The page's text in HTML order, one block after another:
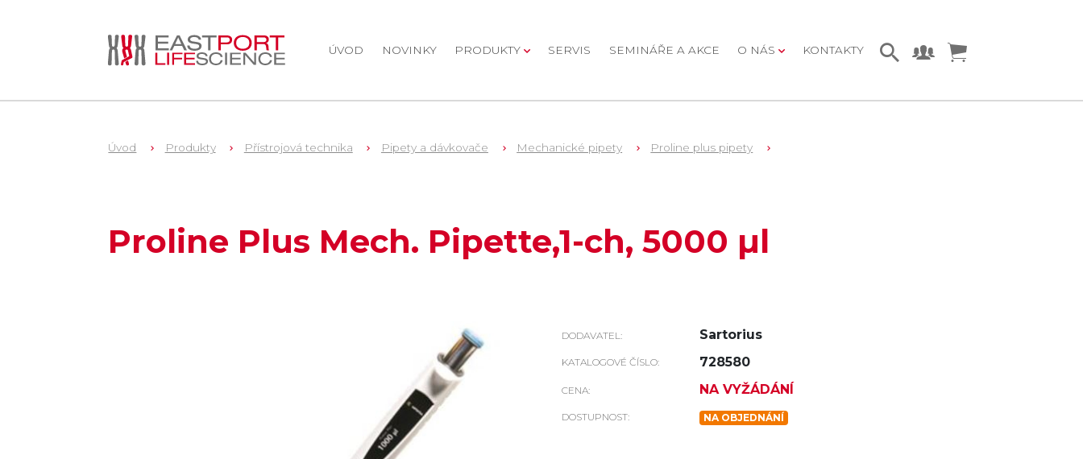
ÚVOD NOVINKY PRODUKTY SERVIS SEMINÁŘE A AKCE O NÁS KONTAKTY
Úvod Produkty Přístrojová technika Pipety a dávkovače Mechanické pipety Proline plus pipety
Proline Plus Mech. Pipette,1-ch, 5000 µl
DODAVATEL: Sartorius
KATALOGOVÉ ČÍSLO: 728580
CENA: NA VYŽÁDÁNÍ
DOSTUPNOST: NA OBJEDNÁNÍ